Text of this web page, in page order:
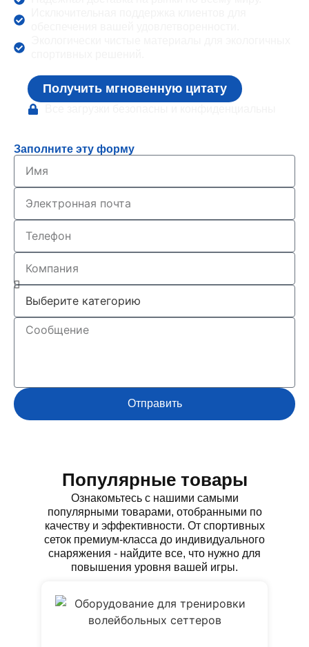
Получить мгновенную цитату
Заполните эту форму
Отправить
Популярные товары
Ознакомьтесь с нашими самыми
популярными товарами, отобранными по
качеству и эффективности. От спортивных
сеток премиум-класса до индивидуального
снаряжения - найдите все, что нужно для
повышения уровня вашей игры.